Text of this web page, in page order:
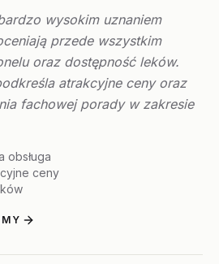
wysokim uznaniem
przede wszystkim
oraz dostępność leków.
atrakcyjne ceny oraz
fachowej porady w zakresie
obsługa
ceny